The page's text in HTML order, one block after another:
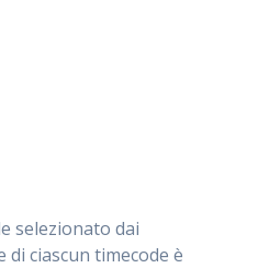
selezionato dai
ciascun timecode è